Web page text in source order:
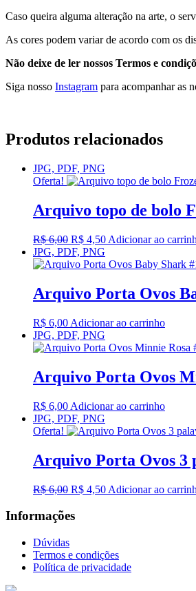
Caso queira alguma alteração na arte, o
As cores podem variar de acordo com os
Não deixe de ler nossos Termos e
Siga nosso Instagram para acompanhar as
Produtos relacionados
JPG, PDF, PNG
Oferta!
Arquivo topo de bolo
R$6,00 O
preço
original
R$ 6,00.
R$ 4,50O
atual
R$ 4,50.
Adicionar ao
JPG, PDF, PNG
Arquivo Porta Ovos
R$ 6,00 Adicionar ao carrinho
JPG, PDF, PNG
Arquivo Porta Ovos
R$ 6,00 Adicionar ao carrinho
JPG, PDF, PNG
Oferta!
Arquivo Porta Ovos 3
R$6,00 O
original
R$ 4,50OAdicionar ao
Informações
Dúvidas
Termos e condições
Política de privacidade